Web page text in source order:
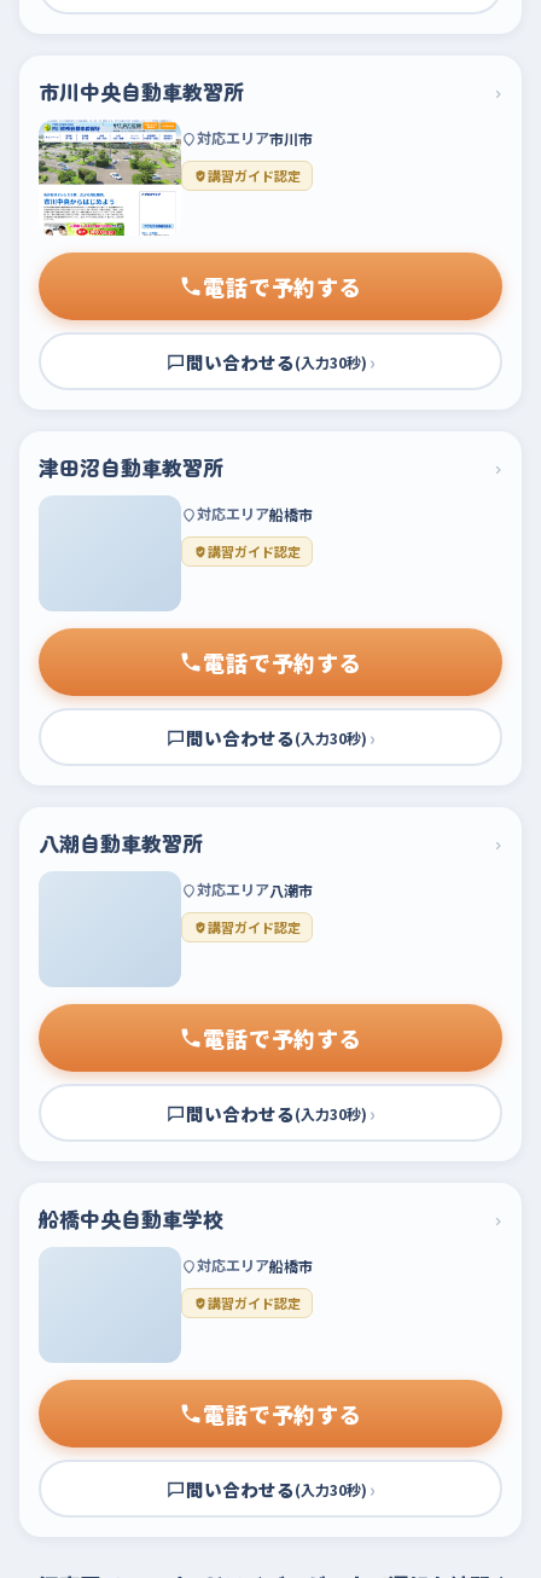
市川中央自動車教習所 ›
対応エリア市川市
講習ガイド認定
電話で予約する
問い合わせる(入力30秒) ›
津田沼自動車教習所 ›
対応エリア船橋市
講習ガイド認定
電話で予約する
問い合わせる(入力30秒) ›
八潮自動車教習所 ›
対応エリア八潮市
講習ガイド認定
電話で予約する
問い合わせる(入力30秒) ›
船橋中央自動車学校 ›
対応エリア船橋市
講習ガイド認定
電話で予約する
問い合わせる(入力30秒) ›